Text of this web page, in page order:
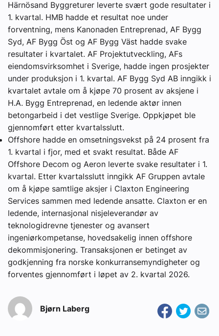
Härnösand Byggreturer leverte svært gode resultater i
1. kvartal. HMB hadde et resultat noe under
forventning, mens Kanonaden Entreprenad, AF Bygg
Syd, AF Bygg Öst og AF Bygg Väst hadde svake
resultater i kvartalet. AF Projektutveckling, AFs
eiendomsvirksomhet i Sverige, hadde ingen prosjekter
under produksjon i 1. kvartal. AF Bygg Syd AB inngikk i
kvartalet avtale om å kjøpe 70 prosent av aksjene i
H.A. Bygg Entreprenad, en ledende aktør innen
betongarbeid i det vestlige Sverige. Oppkjøpet ble
gjennomført etter kvartalsslutt.
Offshore hadde en omsetningsvekst på 24 prosent fra
1. kvartal i fjor, med et svakt resultat. Både AF
Offshore Decom og Aeron leverte svake resultater i 1.
kvartal. Etter kvartalsslutt inngikk AF Gruppen avtale
om å kjøpe samtlige aksjer i Claxton Engineering
Services sammen med ledende ansatte. Claxton er en
ledende, internasjonal nisjeleverandør av
teknologidrevne tjenester og avansert
ingeniørkompetanse, hovedsakelig innen offshore
dekommisjonering. Transaksjonen er betinget av
godkjenning fra norske konkurransemyndigheter og
forventes gjennomført i løpet av 2. kvartal 2026.
Bjørn Laberg